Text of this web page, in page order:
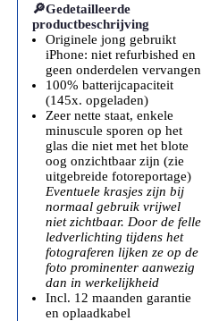
🔎Gedetailleerde
productbeschrijving
Originele jong gebruikt
iPhone: niet refurbished en
geen onderdelen vervangen
100% batterijcapaciteit
(145x. opgeladen)
Zeer nette staat, enkele
minuscule sporen op het
glas die niet met het blote
oog onzichtbaar zijn (zie
uitgebreide fotoreportage)
Eventuele krasjes zijn bij
normaal gebruik vrijwel
niet zichtbaar. Door de felle
ledverlichting tijdens het
fotograferen lijken ze op de
foto prominenter aanwezig
dan in werkelijkheid
Incl. 12 maanden garantie
en oplaadkabel